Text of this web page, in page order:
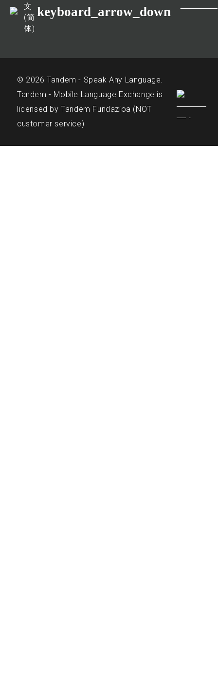
文
(简
体)
keyboard_arrow_down
© 2026 Tandem - Speak Any Language.
Tandem - Mobile Language Exchange is
licensed by Tandem Fundazioa (NOT
customer service)